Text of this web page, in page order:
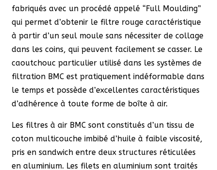
fabriqués avec un procédé appelé “Full Moulding”
qui permet d’obtenir le filtre rouge caractéristique
à partir d’un seul moule sans nécessiter de collage
dans les coins, qui peuvent facilement se casser. Le
caoutchouc particulier utilisé dans les systèmes de
filtration BMC est pratiquement indéformable dans
le temps et possède d’excellentes caractéristiques
d’adhérence à toute forme de boîte à air.
Les filtres à air BMC sont constitués d’un tissu de
coton multicouche imbibé d’huile à faible viscosité,
pris en sandwich entre deux structures réticulées
en aluminium. Les filets en aluminium sont traités